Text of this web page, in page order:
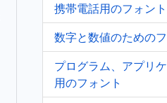
携帯電話用のフォント
数字と数値のための
プログラム、アプリ
用のフォント